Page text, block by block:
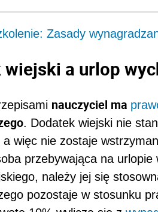
Zasady
wiejski a urlop
nauczyciel ma
. Dodatek wiejski nie
a więc nie zostaje
przebywająca na
należy jej się
pozostaje w stosunku